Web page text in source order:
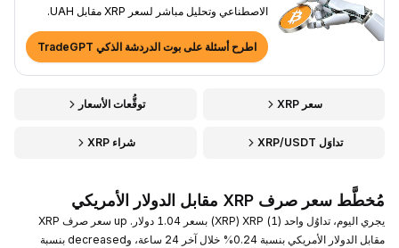
الاصطناعي وتحليل مباشر لسعر XRP مقابل UAH.
اطرح أسئلة على بوت الدردشة الذكي TradeGPT
سعر XRP توقُّعات الأسعار
تداوَل XRP/USDT شراء XRP
مُخطَّط سعر صرف XRP مقابل الدولار الأمريكي
يجري اليوم، تداوُل واحد (1) XRP ‏(XRP) بسعر 1.04 دولار. up سعر صرف XRP
مقابل الدولار الأمريكي بنسبة 0.24% خلال آخر 24 ساعة، وdecreased بنسبة